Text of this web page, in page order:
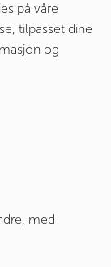
på våre
tilpasset dine
og
med